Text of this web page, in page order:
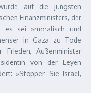
auf die jüngsten
Finanzministers, der
es sei »moralisch und
in Gaza zu Tode
Frieden, Außenminister
von der Ley­en
»Stoppen Sie Israel,